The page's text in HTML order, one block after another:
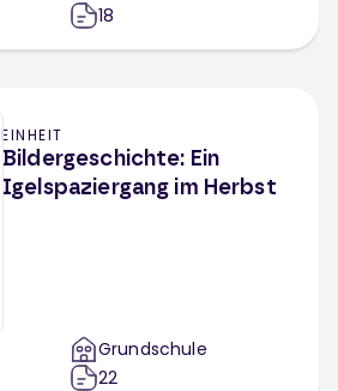
18
EINHEIT
Bildergeschichte: Ein
Igelspaziergang im Herbst
Grundschule
22